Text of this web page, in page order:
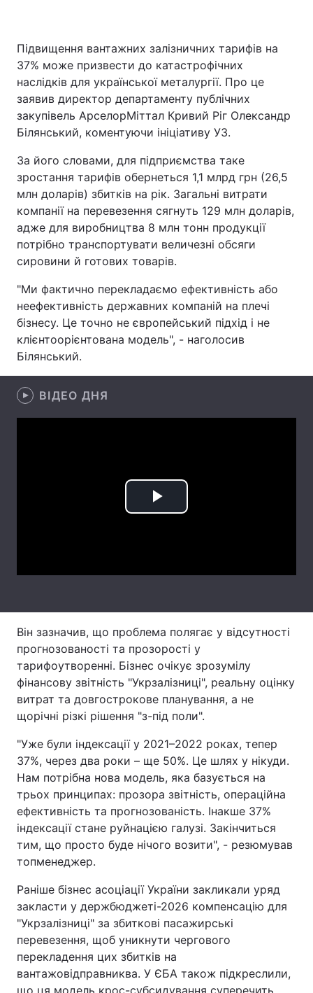
Україна
Економіка Світ
Спорт Наука
Зброя Інциденти
Здоров'я Туризм
Цікавинки Погода
Лонгріди
Відео з Youtube Статті
Інтерв'ю Думки
Підвищення вантажних залізничних тарифів на
37% може призвести до катастрофічних
наслідків для української металургії. Про це
заявив директор департаменту публічних
закупівель АрселорМіттал Кривий Ріг Олександр
Білянський, коментуючи ініціативу УЗ.
За його словами, для підприємства таке
зростання тарифів обернеться 1,1 млрд грн (26,5
млн доларів) збитків на рік. Загальні витрати
компанії на перевезення сягнуть 129 млн доларів,
адже для виробництва 8 млн тонн продукції
потрібно транспортувати величезні обсяги
сировини й готових товарів.
"Ми фактично перекладаємо ефективність або
неефективність державних компаній на плечі
бізнесу. Це точно не європейський підхід і не
клієнтоорієнтована модель", - наголосив
Білянський.
ВІДЕО ДНЯ
Play
Він зазначив, що проблема полягає у відсутності
прогнозованості та прозорості у
тарифоутворенні. Бізнес очікує зрозумілу
фінансову звітність "Укрзалізниці", реальну оцінку
витрат та довгострокове планування, а не
щорічні різкі рішення "з-під поли".
"Уже були індексації у 2021–2022 роках, тепер
37%, через два роки – ще 50%. Це шлях у нікуди.
Нам потрібна нова модель, яка базується на
трьох принципах: прозора звітність, операційна
ефективність та прогнозованість. Інакше 37%
індексації стане руйнацією галузі. Закінчиться
тим, що просто буде нічого возити", - резюмував
топменеджер.
Раніше бізнес асоціації України закликали уряд
закласти у держбюджеті-2026 компенсацію для
"Укрзалізниці" за збиткові пасажирські
перевезення, щоб уникнути чергового
перекладення цих збитків на
вантажовідправниква. У ЄБА також підкреслили,
що ця модель крос-субсидування суперечить